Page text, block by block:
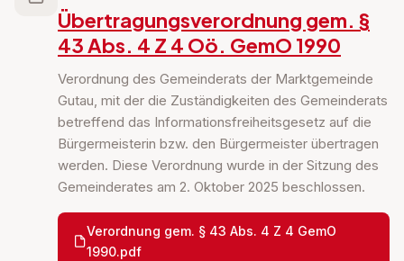
Übertragungsverordnung gem. §
43 Abs. 4 Z 4 Oö. GemO 1990
Verordnung des Gemeinderats der Marktgemeinde
Gutau, mit der die Zuständigkeiten des Gemeinderats
betreffend das Informationsfreiheitsgesetz auf die
Bürgermeisterin bzw. den Bürgermeister übertragen
werden. Diese Verordnung wurde in der Sitzung des
Gemeinderates am 2. Oktober 2025 beschlossen.
Verordnung gem. § 43 Abs. 4 Z 4 GemO
1990.pdf